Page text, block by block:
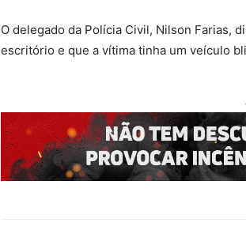
O delegado da Polícia Civil, Nilson Farias,
escritório e que a vítima tinha um veículo